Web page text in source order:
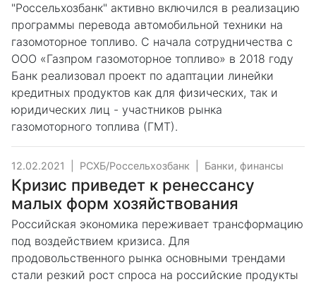
"Россельхозбанк" активно включился в реализацию
программы перевода автомобильной техники на
газомоторное топливо. С начала сотрудничества с
ООО «Газпром газомоторное топливо» в 2018 году
Банк реализовал проект по адаптации линейки
кредитных продуктов как для физических, так и
юридических лиц - участников рынка
газомоторного топлива (ГМТ).
12.02.2021 РСХБ/Россельхозбанк Банки, финансы
Кризис приведет к ренессансу
малых форм хозяйствования
Российская экономика переживает трансформацию
под воздействием кризиса. Для
продовольственного рынка основными трендами
стали резкий рост спроса на российские продукты